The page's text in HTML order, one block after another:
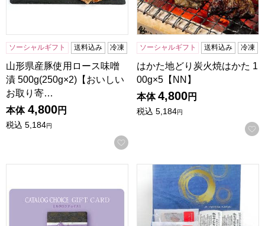
ソーシャルギフト 送料込み 冷凍
山形県産豚使用ロース味噌
漬 500g(250g×2)【おいしい
お取り寄…
本体 4,800円
税込 5,184円
お気に入りに登録する
ソーシャルギフト 送料込み 冷凍
はかた地どり炭火焼はかた 1
00g×5【NN】
本体 4,800円
税込 5,184円
カタログチョイス カード タフタ【カタログギフト】【贈り
和歌山 アーマリン近大 近大